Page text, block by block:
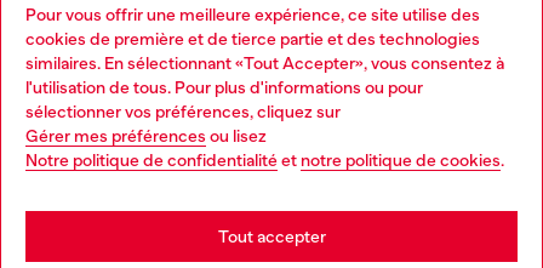
Pour vous offrir une meilleure expérience, ce site utilise des
cookies de première et de tierce partie et des technologies
similaires. En sélectionnant «Tout Accepter», vous consentez à
l'utilisation de tous. Pour plus d'informations ou pour
sélectionner vos préférences, cliquez sur
Gérer mes préférences ou lisez
Notre politique de confidentialitéet notre politique de cookies.
Tout accepter
CORPORATE
Country: FR Language: FR
Choose your location
You are currently browsing France website, but it seems you
may be based in United States